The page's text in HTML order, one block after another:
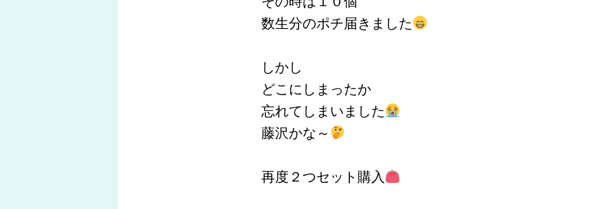
数生分のポチ届きました
しかし
どこにしまったか
忘れてしまいました
藤沢かな～
再度２つセット購入